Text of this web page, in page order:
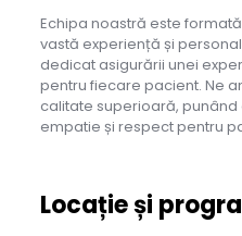
Echipa noastră este
vastă experiență și
dedicat asigurării unei
pentru fiecare pacient. Ne
calitate superioară,
empatie și respect pentru
Locație și